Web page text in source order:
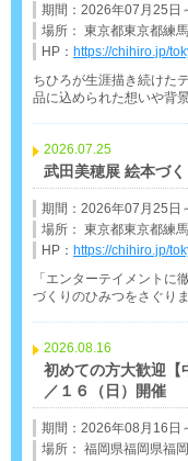
期間：2026年07月25日
場所： 東京都東京都練
HP： https://chihiro.jp/
ちひろが生涯描き続けた
品に込められた想いや背
2026.07.25
武田美穂展 絵本づ
期間：2026年07月25日
場所： 東京都東京都練
HP： https://chihiro.jp/
「エンターテイメントに
づくりのひみつをさぐりま
2026.08.16
初めての方大歓迎【
／１６（日）開催
期間：2026年08月16日
場所： 福岡県福岡県福